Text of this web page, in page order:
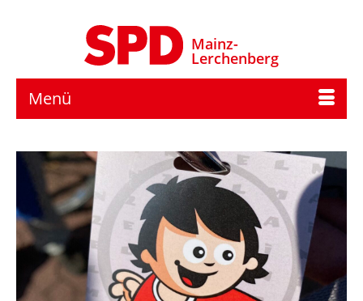
Mainz-
Lerchenberg
Menü